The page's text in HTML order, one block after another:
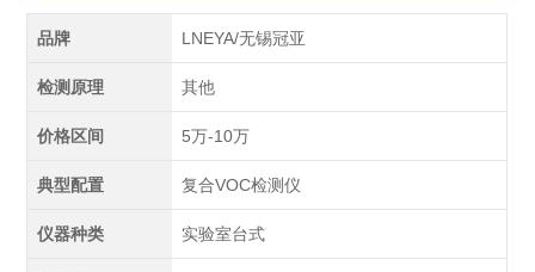
品牌 LNEYA/无锡冠亚
检测原理 其他
价格区间 5万-10万
典型配置 复合VOC检测仪
仪器种类 实验室台式